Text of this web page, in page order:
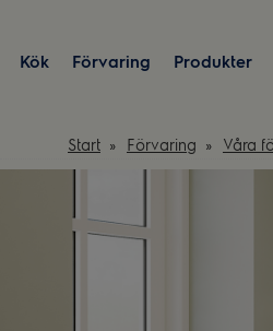
Kök Förvaring Produkter
Start Förvaring Våra